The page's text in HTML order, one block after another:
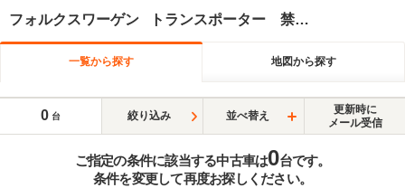
フォルクスワーゲン トランスポーター 禁煙車
一覧から探す 地図から探す
0 台 絞り込み 並べ替え
更新時に
メール受信
ご指定の条件に該当する中古車は0台です。
条件を変更して再度お探しください。